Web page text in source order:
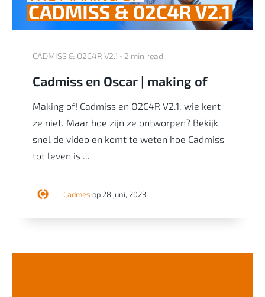
CADMISS & O2C4R V2.1 • 2 min read
Cadmiss en Oscar | making of
Making of! Cadmiss en O2C4R V2.1, wie kent
ze niet. Maar hoe zijn ze ontworpen? Bekijk
snel de video en komt te weten hoe Cadmiss
tot leven is ...
Cadmes op 28 juni, 2023